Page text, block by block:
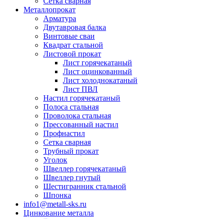
Металлопрокат
Арматура
Двутавровая балка
Винтовые сваи
Квадрат стальной
Листовой прокат
Лист горячекатаный
Лист оцинкованный
Лист холоднокатаный
Лист ПВЛ
Настил горячекатаный
Полоса стальная
Проволока стальная
Прессованный настил
Профнастил
Сетка сварная
Трубный прокат
Уголок
Швеллер горячекатаный
Швеллер гнутый
Шестигранник стальной
Шпонка
info1@metall-sks.ru
Цинкование металла